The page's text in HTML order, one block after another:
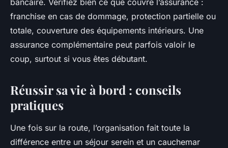
bancaire. Vérifiez bien ce que couvre l’assurance :
franchise en cas de dommage, protection partielle ou
totale, couverture des équipements intérieurs. Une
assurance complémentaire peut parfois valoir le
coup, surtout si vous êtes débutant.
Réussir sa vie à bord : conseils
pratiques
Une fois sur la route, l’organisation fait toute la
différence entre un séjour serein et un cauchemar